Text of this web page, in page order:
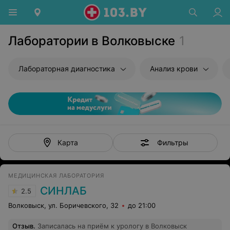
Лаборатории в Волковыске 1
Лабораторная диагностика Анализ крови
Карта Фильтры
МЕДИЦИНСКАЯ ЛАБОРАТОРИЯ
2.5 СИНЛАБ
Волковыск, ул. Боричевского, 32 до 21:00
Отзыв. Записалась на приём к урологу в Волковыск